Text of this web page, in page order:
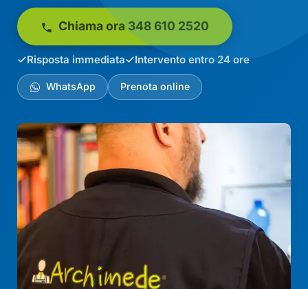
Chiama ora 348 610 2520
Risposta immediata Intervento entro 24 ore
WhatsApp Prenota online